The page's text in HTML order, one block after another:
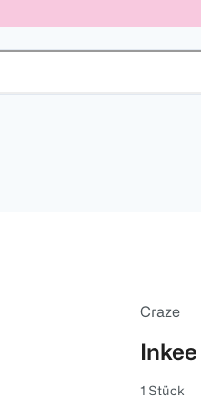
Craze
1 Stück